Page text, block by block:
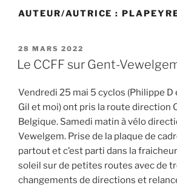
AUTEUR/AUTRICE :
PUBLIÉ
LE
28 MARS 2022
Le CCFF sur Gent-
Vendredi 25 mai 5 cyclos (Philippe D
Gil et moi) ont pris la route direction
Belgique. Samedi matin à vélo
Vewelgem. Prise de la plaque de
partout et c’est parti dans la
soleil sur de petites routes avec de
changements de directions et